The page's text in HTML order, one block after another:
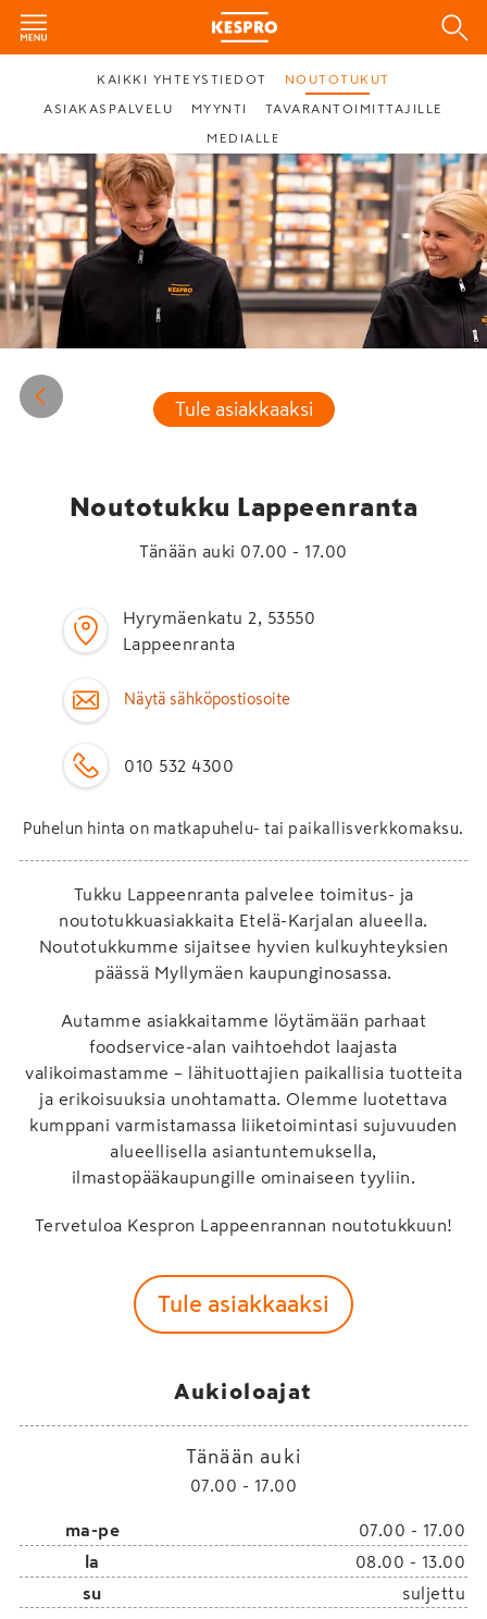
KAIKKI YHTEYSTIEDOT NOUTOTUKUT
ASIAKASPALVELU MYYNTI TAVARANTOIMITTAJILLE
MEDIALLE
Tule asiakkaaksi
Noutotukku Lappeenranta
Tänään auki 07.00 - 17.00
Hyrymäenkatu 2, 53550
Lappeenranta
Näytä sähköpostiosoite
010 532 4300
Puhelun hinta on matkapuhelu- tai paikallisverkkomaksu.
Tukku Lappeenranta palvelee toimitus- ja
noutotukkuasiakkaita Etelä-Karjalan alueella.
Noutotukkumme sijaitsee hyvien kulkuyhteyksien
päässä Myllymäen kaupunginosassa.
Autamme asiakkaitamme löytämään parhaat
foodservice-alan vaihtoehdot laajasta
valikoimastamme – lähituottajien paikallisia tuotteita
ja erikoisuuksia unohtamatta. Olemme luotettava
kumppani varmistamassa liiketoimintasi sujuvuuden
alueellisella asiantuntemuksella,
ilmastopääkaupungille ominaiseen tyyliin.
Tervetuloa Kespron Lappeenrannan noutotukkuun!
Tule asiakkaaksi
Aukioloajat
Tänään auki
07.00 - 17.00
ma-pe
07.00 - 17.00
la
08.00 - 13.00
su
suljettu